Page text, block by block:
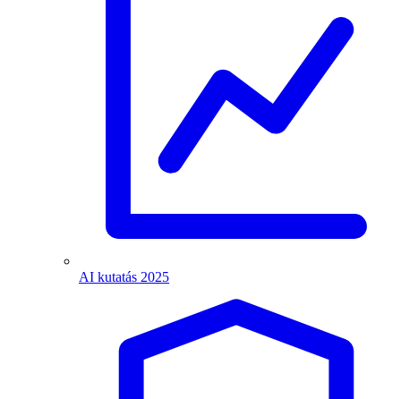
AI kutatás 2025